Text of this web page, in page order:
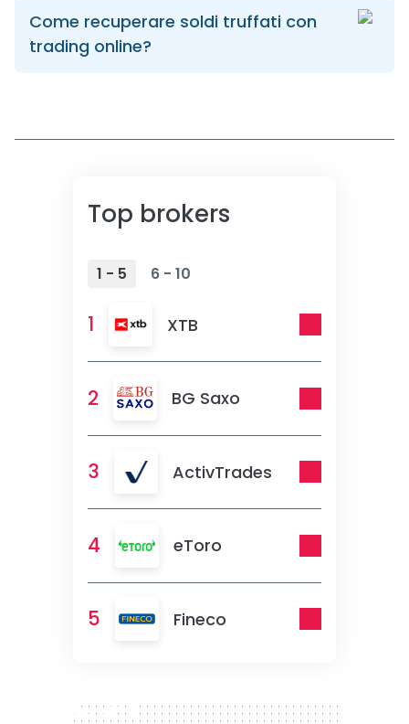
Come recuperare soldi truffati con
trading online?
Top brokers
1 - 5 6 - 10
1 XTB
2 BG Saxo
3 ActivTrades
4 eToro
5 Fineco
300 x 250